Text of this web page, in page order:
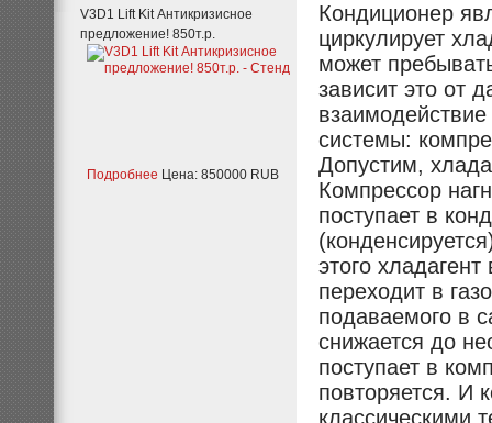
V3D1 Lift Kit Антикризисное
предложение! 850т.р.
Подробнее Цена: 850000 RUB
Кондиционер
циркулирует
может
зависит это от
системы:
Допустим,
Компрессор
поступает в
этого
переходит в
подаваемого в
снижается до
поступает в
повторяется. И
классическими